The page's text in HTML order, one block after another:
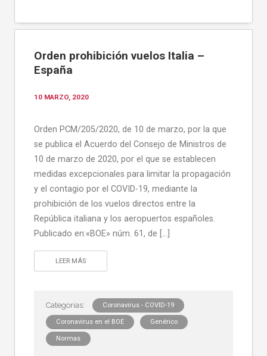
Orden prohibición vuelos Italia –
España
10 MARZO, 2020
Orden PCM/205/2020, de 10 de marzo, por la que
se publica el Acuerdo del Consejo de Ministros de
10 de marzo de 2020, por el que se establecen
medidas excepcionales para limitar la propagación
y el contagio por el COVID-19, mediante la
prohibición de los vuelos directos entre la
República italiana y los aeropuertos españoles.
Publicado en:«BOE» núm. 61, de […]
LEER MÁS
Coronavirus - COVID-19
Coronavirus en el BOE Genérico
Normas